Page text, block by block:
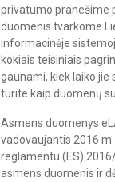
privatumo pranešime
duomenis tvarkome
informacinėje
kokiais teisiniais
gaunami, kiek laiko jie
turite kaip duomenų
Asmens duomenys
vadovaujantis 2016
reglamentu (ES)
asmens duomenis ir